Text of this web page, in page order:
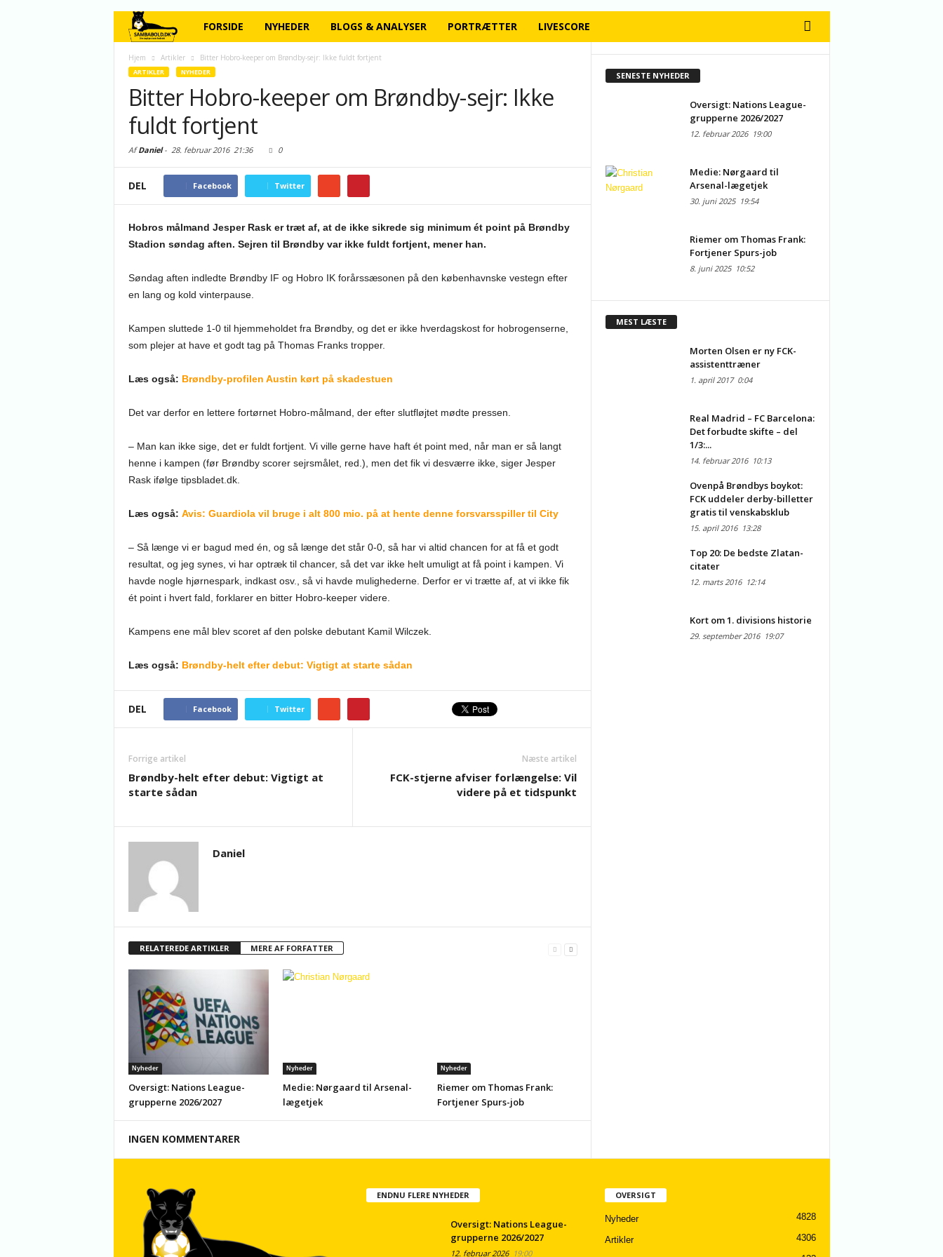
FORSIDE NYHEDER BLOGS & ANALYSER PORTRÆTTER LIVESCORE
Hjem Artikler Bitter Hobro-keeper om Brøndby-sejr: Ikke fuldt fortjent
ARTIKLER NYHEDER
Bitter Hobro-keeper om Brøndby-sejr: Ikke
fuldt fortjent
AfDaniel- 28. februar 201621:36 0
DEL Facebook Twitter
Hobros målmand Jesper Rask er træt af, at de ikke sikrede sig minimum ét point på Brøndby
Stadion søndag aften. Sejren til Brøndby var ikke fuldt fortjent, mener han.
Søndag aften indledte Brøndby IF og Hobro IK forårssæsonen på den københavnske vestegn efter
en lang og kold vinterpause.
Kampen sluttede 1-0 til hjemmeholdet fra Brøndby, og det er ikke hverdagskost for hobrogenserne,
som plejer at have et godt tag på Thomas Franks tropper.
Læs også: Brøndby-profilen Austin kørt på skadestuen
Det var derfor en lettere fortørnet Hobro-målmand, der efter slutfløjtet mødte pressen.
– Man kan ikke sige, det er fuldt fortjent. Vi ville gerne have haft ét point med, når man er så langt
henne i kampen (før Brøndby scorer sejrsmålet, red.), men det fik vi desværre ikke, siger Jesper
Rask ifølge tipsbladet.dk.
Læs også: Avis: Guardiola vil bruge i alt 800 mio. på at hente denne forsvarsspiller til City
– Så længe vi er bagud med én, og så længe det står 0-0, så har vi altid chancen for at få et godt
resultat, og jeg synes, vi har optræk til chancer, så det var ikke helt umuligt at få point i kampen. Vi
havde nogle hjørnespark, indkast osv., så vi havde mulighederne. Derfor er vi trætte af, at vi ikke fik
ét point i hvert fald, forklarer en bitter Hobro-keeper videre.
Kampens ene mål blev scoret af den polske debutant Kamil Wilczek.
Læs også: Brøndby-helt efter debut: Vigtigt at starte sådan
DEL Facebook Twitter
Forrige artikel
Brøndby-helt efter debut: Vigtigt at
starte sådan
Næste artikel
FCK-stjerne afviser forlængelse: Vil
videre på et tidspunkt
Daniel
RELATEREDE ARTIKLER MERE AF FORFATTER
Nyheder
Oversigt: Nations League-
grupperne 2026/2027
Nyheder
Medie: Nørgaard til Arsenal-
lægetjek
Nyheder
Riemer om Thomas Frank:
Fortjener Spurs-job
INGEN KOMMENTARER
SENESTE NYHEDER
Oversigt: Nations League-
grupperne 2026/2027
12. februar 202619:00
Medie: Nørgaard til
Arsenal-lægetjek
30. juni 202519:54
Riemer om Thomas Frank:
Fortjener Spurs-job
8. juni 202510:52
MEST LÆSTE
Morten Olsen er ny FCK-
assistenttræner
1. april 20170:04
Real Madrid – FC Barcelona:
Det forbudte skifte – del
1/3:...
14. februar 201610:13
Ovenpå Brøndbys boykot:
FCK uddeler derby-billetter
gratis til venskabsklub
15. april 201613:28
Top 20: De bedste Zlatan-
citater
12. marts 201612:14
Kort om 1. divisions historie
29. september 201619:07
ENDNU FLERE NYHEDER
Oversigt: Nations League-
grupperne 2026/2027
12. februar 202619:00
OVERSIGT
Nyheder 4828
Artikler 4306